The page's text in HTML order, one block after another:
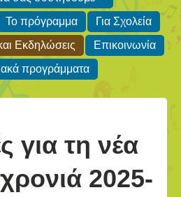
Το πρόγραμμα
Για Σχολεία
Εκδηλώσεις
Επικοινωνία
προγράμματα
για τη νέα
2025-